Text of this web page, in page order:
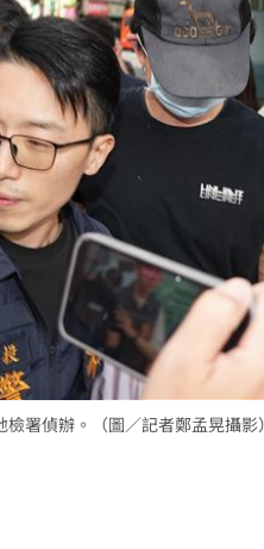
署偵辦。（圖／記者鄭孟晃攝影）